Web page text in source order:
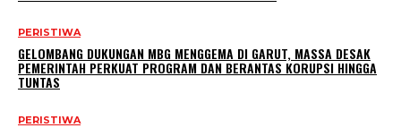
PERISTIWA
GELOMBANG DUKUNGAN MBG MENGGEMA DI GARUT, MASSA DESAK
PEMERINTAH PERKUAT PROGRAM DAN BERANTAS KORUPSI HINGGA
TUNTAS
PERISTIWA